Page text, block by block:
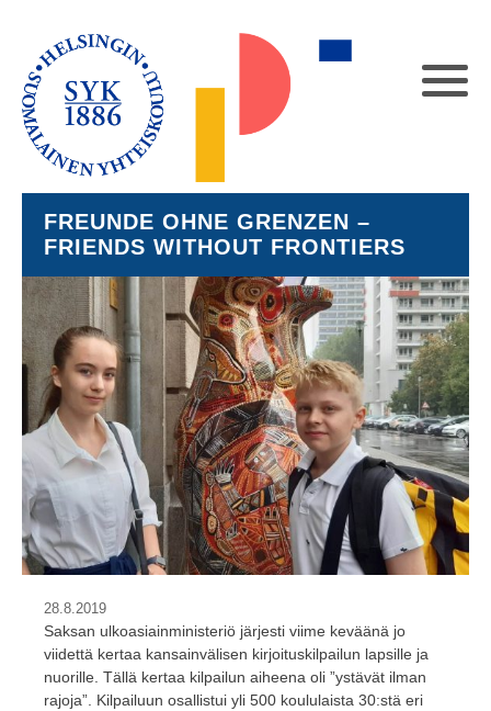
FREUNDE OHNE GRENZEN –
FRIENDS WITHOUT FRONTIERS
28.8.2019
Saksan ulkoasiainministeriö järjesti viime keväänä jo
viidettä kertaa kansainvälisen kirjoituskilpailun lapsille ja
nuorille. Tällä kertaa kilpailun aiheena oli ”ystävät ilman
rajoja”. Kilpailuun osallistui yli 500 koululaista 30:stä eri